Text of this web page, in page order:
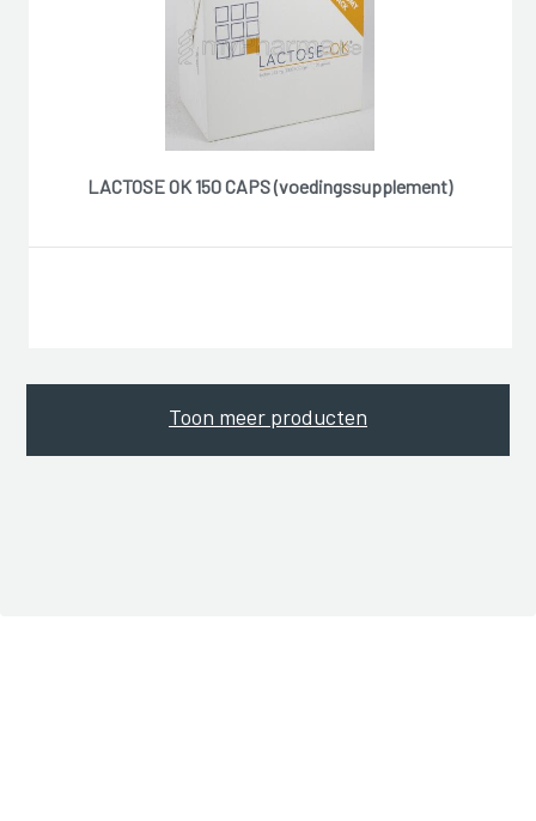
LACTOSE OK 150 CAPS (voedingssupplement)
Toon meer producten